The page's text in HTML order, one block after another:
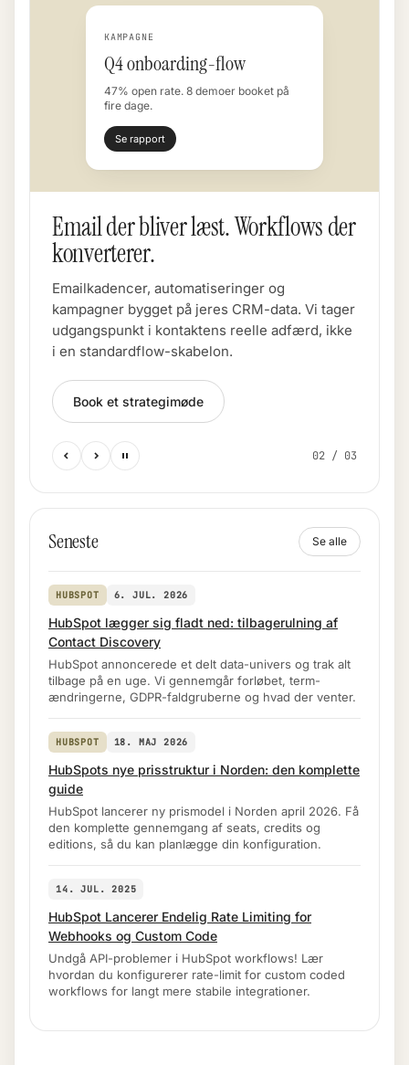
KAMPAGNE
Q4 onboarding-flow
47% open rate. 8 demoer booket på
fire dage.
Se rapport
Email der bliver læst. Workflows der
konverterer.
Emailkadencer, automatiseringer og
kampagner bygget på jeres CRM-data. Vi tager
udgangspunkt i kontaktens reelle adfærd, ikke
i en standardflow-skabelon.
Book et strategimøde
02 / 03
Seneste Se alle
HUBSPOT 6. JUL. 2026
HubSpot lægger sig fladt ned: tilbagerulning af
Contact Discovery
HubSpot annoncerede et delt data-univers og trak alt
tilbage på en uge. Vi gennemgår forløbet, term-
ændringerne, GDPR-faldgruberne og hvad der venter.
HUBSPOT 18. MAJ 2026
HubSpots nye prisstruktur i Norden: den komplette
guide
HubSpot lancerer ny prismodel i Norden april 2026. Få
den komplette gennemgang af seats, credits og
editions, så du kan planlægge din konfiguration.
14. JUL. 2025
HubSpot Lancerer Endelig Rate Limiting for
Webhooks og Custom Code
Undgå API-problemer i HubSpot workflows! Lær
hvordan du konfigurerer rate-limit for custom coded
workflows for langt mere stabile integrationer.